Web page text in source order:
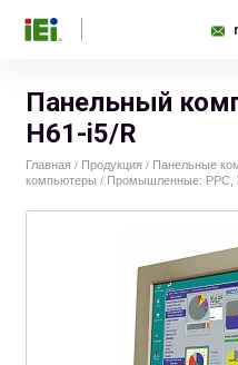
Панельный
H61-i5/R
Главная / Продукция / Панельные
компьютеры / Промышленные: PPC,